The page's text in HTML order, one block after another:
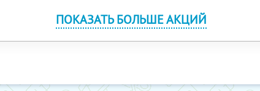
ПОКАЗАТЬ БОЛЬШЕ АКЦИЙ